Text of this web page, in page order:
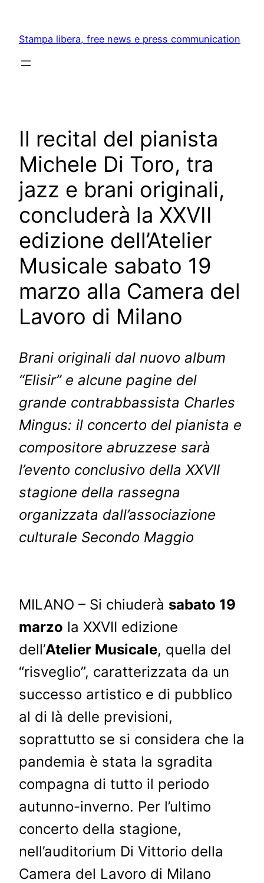
content
Stampa libera, free news e press communication
Il recital del pianista
Michele Di Toro, tra
jazz e brani originali,
concluderà la XXVII
edizione dell’Atelier
Musicale sabato 19
marzo alla Camera del
Lavoro di Milano
Brani originali dal nuovo album
“Elisir” e alcune pagine del
grande contrabbassista Charles
Mingus: il concerto del pianista e
compositore abruzzese sarà
l’evento conclusivo della XXVII
stagione della rassegna
organizzata dall’associazione
culturale Secondo Maggio
MILANO – Si chiuderà sabato 19
marzo la XXVII edizione
dell’Atelier Musicale, quella del
“risveglio”, caratterizzata da un
successo artistico e di pubblico
al di là delle previsioni,
soprattutto se si considera che la
pandemia è stata la sgradita
compagna di tutto il periodo
autunno-inverno. Per l’ultimo
concerto della stagione,
nell’auditorium Di Vittorio della
Camera del Lavoro di Milano